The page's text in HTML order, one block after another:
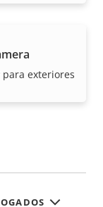
exteriores